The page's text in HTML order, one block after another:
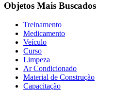
Objetos Mais Buscados
Treinamento
Medicamento
Veículo
Curso
Limpeza
Ar Condicionado
Material de Construção
Capacitação